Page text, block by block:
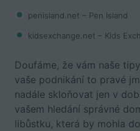
penisland.net – Pen Island
kidsexchange.net – Kids
Doufáme, že vám naše
vaše podnikání to pravé
nadále skloňovat jen v
vašem hledání správné
libůstku, která by mohla